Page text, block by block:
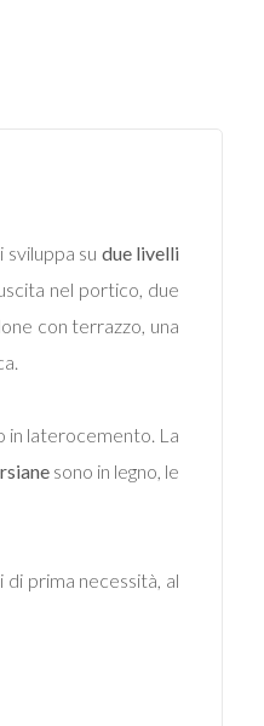
sviluppa su due livelli
nel portico, due
con terrazzo, una
in laterocemento. La
sono in legno, le
prima necessità, al